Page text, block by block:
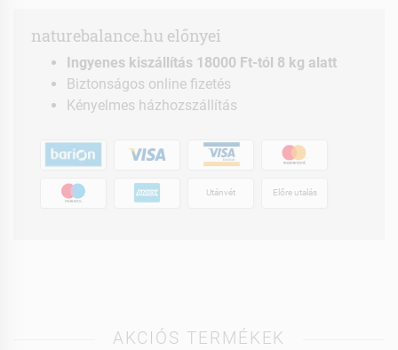
naturebalance.hu előnyei
Ingyenes kiszállítás 18000 Ft-tól 8 kg alatt
Biztonságos online fizetés
Kényelmes házhozszállítás
Utánvét Előre utalás
AKCIÓS TERMÉKEK